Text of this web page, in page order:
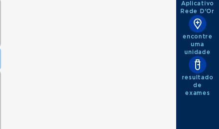
Aplicativo
Rede D'Or
encontre
uma
unidade
resultado
de
exames